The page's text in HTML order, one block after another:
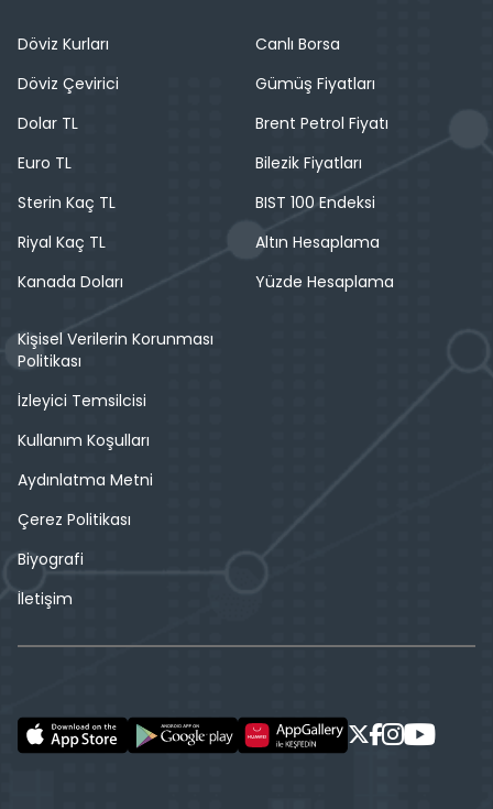
Döviz Kurları
Döviz Çevirici
Dolar TL
Euro TL
Sterin Kaç TL
Riyal Kaç TL
Kanada Doları
Canlı Borsa
Gümüş Fiyatları
Brent Petrol Fiyatı
Bilezik Fiyatları
BIST 100 Endeksi
Altın Hesaplama
Yüzde Hesaplama
Kişisel Verilerin Korunması
Politikası
İzleyici Temsilcisi
Kullanım Koşulları
Aydınlatma Metni
Çerez Politikası
Biyografi
İletişim